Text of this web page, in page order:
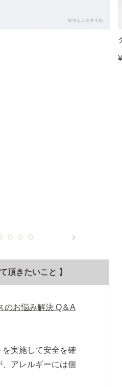
¥
頂きたいこと 】
のお悩み解決 Q＆A
実施して安全を確
アレルギーには個